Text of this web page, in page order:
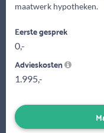
maatwerk hypotheken.
Eerste gesprek
0,-
Advieskosten
1.995,-